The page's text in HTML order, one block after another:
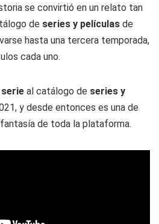
se convirtió en un relato tan
de series y películas de
hasta una tercera temporada,
cada uno.
serie al catálogo de series y
y desde entonces es una de
de toda la plataforma.